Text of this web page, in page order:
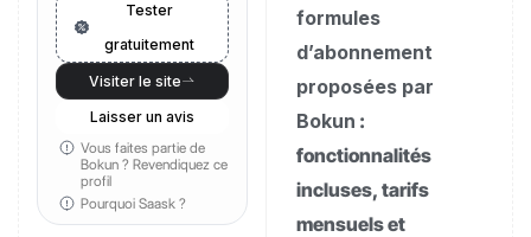
Tester
gratuitement
Visiter le site
Laisser un avis
Vous faites partie de
Bokun ?Revendiquez ce
profil
Pourquoi Saask ?
formules
d’abonnement
proposées par
Bokun :
fonctionnalités
incluses, tarifs
mensuels et